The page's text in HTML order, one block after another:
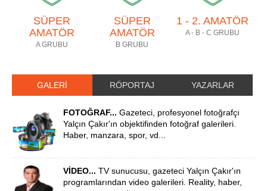
SÜPER
AMATÖR
A GRUBU
SÜPER
AMATÖR
B GRUBU
1 - 2. AMATÖR
A - B - C GRUBU
GALERİ RÖPORTAJ YAZARLAR
FOTOĞRAF... Gazeteci, profesyonel fotoğrafçı
Yalçın Çakır'ın objektifinden fotoğraf galerileri.
Haber, manzara, spor, vd...
VİDEO... TV sunucusu, gazeteci Yalçın Çakır'ın
programlarından video galerileri. Reality, haber,